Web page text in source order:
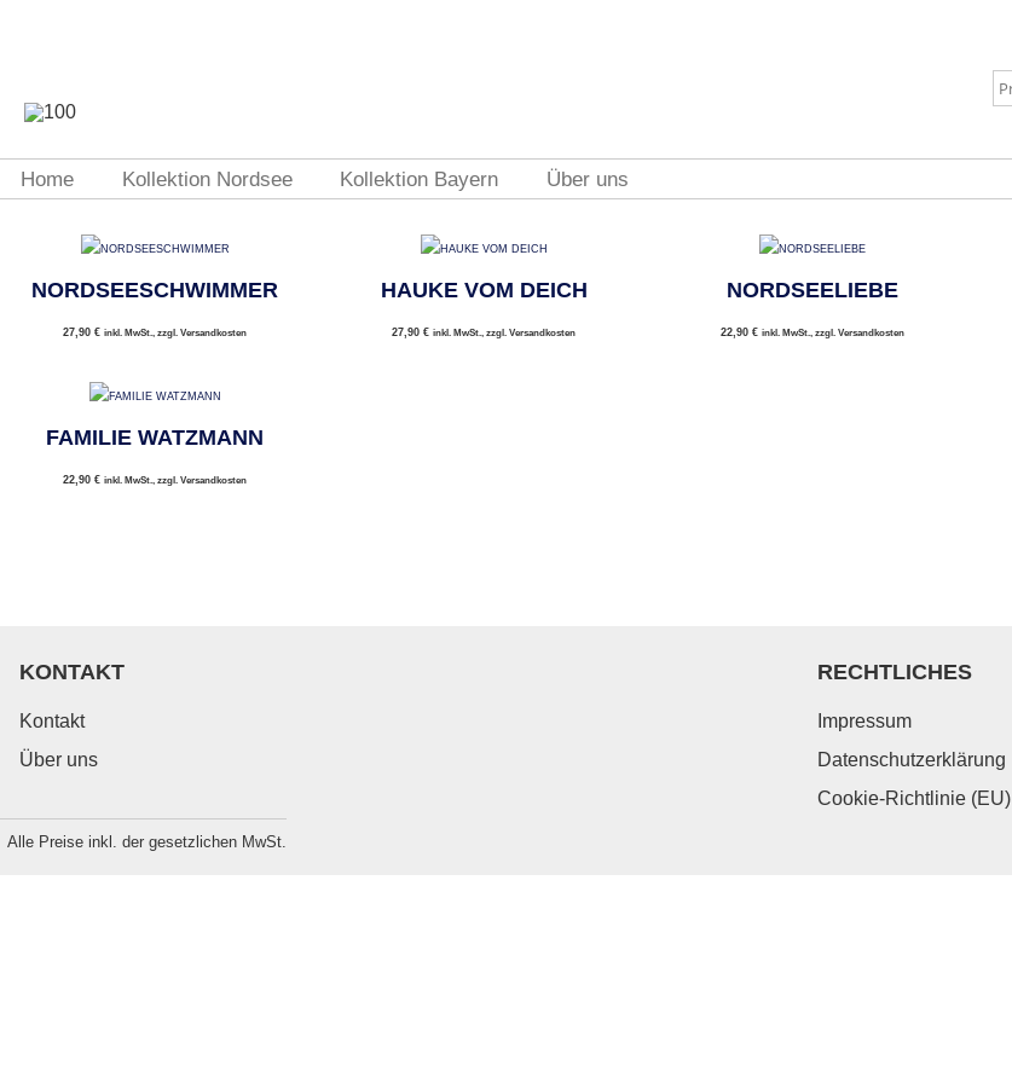
Home Kollektion Nordsee Kollektion Bayern Über uns
NORDSEESCHWIMMER
27,90 € inkl. MwSt., zzgl. Versandkosten
HAUKE VOM DEICH
27,90 € inkl. MwSt., zzgl. Versandkosten
NORDSEELIEBE
22,90 € inkl. MwSt., zzgl. Versandkosten
FAMILIE WATZMANN
22,90 € inkl. MwSt., zzgl. Versandkosten
KONTAKT
Kontakt
Über uns
RECHTLICHES
Impressum
Datenschutzerklärung
Cookie-Richtlinie (EU)
Alle Preise inkl. der gesetzlichen MwSt.